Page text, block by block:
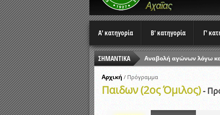
Α' κατηγορία Β' κατηγορία Γ'
ΣΗΜΑΝΤΙΚΑ
Αναβολή αγώνων λόγω
Αποτελέσματα
Αρχική / Πρόγραμμα
Παιδων (2ος Όμιλος)-